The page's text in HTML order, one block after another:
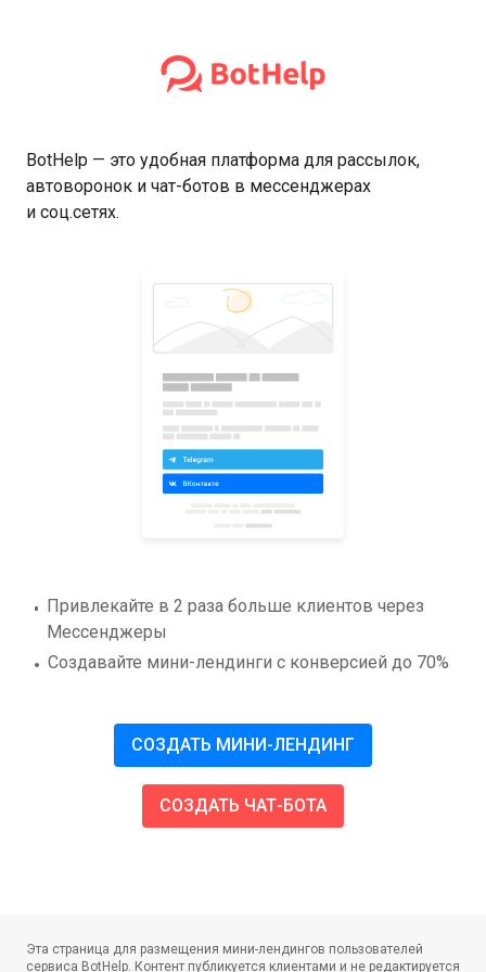
BotHelp — это удобная платформа для рассылок,
автоворонок и чат-ботов в мессенджерах
и соц.сетях.
Привлекайте в 2 раза больше клиентов через
Мессенджеры
Создавайте мини-лендинги с конверсией до 70%
СОЗДАТЬ МИНИ-ЛЕНДИНГ
СОЗДАТЬ ЧАТ-БОТА
Эта страница для размещения мини-лендингов пользователей
сервиса BotHelp. Контент публикуется клиентами и не редактируется